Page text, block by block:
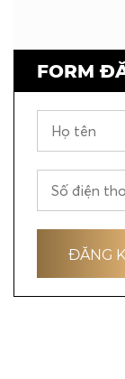
FORM